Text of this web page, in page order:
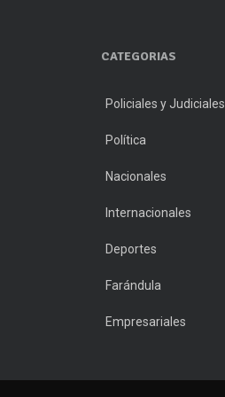
CATEGORIAS
Policiales y Judiciales
Política
Nacionales
Internacionales
Deportes
Farándula
Empresariales